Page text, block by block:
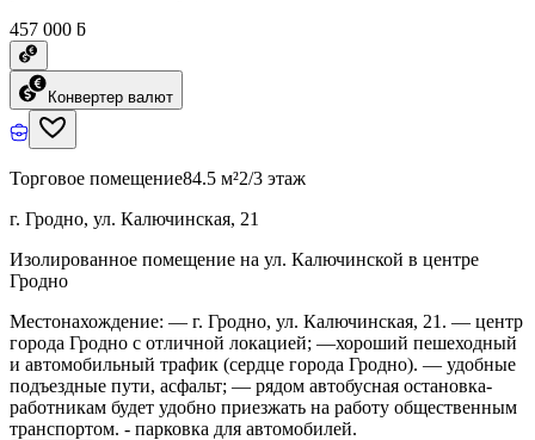
457 000 ƃ
Конвертер валют
Торговое помещение84.5 м²2/3 этаж
г. Гродно, ул. Калючинская, 21
Изолированное помещение на ул. Калючинской в центре
Гродно
Местонахождение: — г. Гродно, ул. Калючинская, 21. — центр
города Гродно с отличной локацией; —хороший пешеходный
и автомобильный трафик (сердце города Гродно). — удобные
подъездные пути, асфальт; — рядом автобусная остановка-
работникам будет удобно приезжать на работу общественным
транспортом. - парковка для автомобилей.